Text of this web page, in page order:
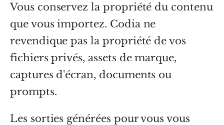
Vous conservez la propriété du contenu
que vous importez. Codia ne
revendique pas la propriété de vos
fichiers privés, assets de marque,
captures d'écran, documents ou
prompts.
Les sorties générées pour vous vous